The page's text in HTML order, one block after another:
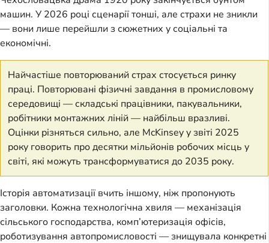
машин. У 2026 році сценарії тонші, але страхи не зникли
— вони лише перейшли з сюжетних у соціальні та
економічні.
Найчастіше повторюваний страх стосується ринку
праці. Повторювані фізичні завдання в промисловому
середовищі — складські працівники, пакувальники,
робітники монтажних ліній — найбільш вразливі.
Оцінки різняться сильно, але McKinsey у звіті 2025
року говорить про десятки мільйонів робочих місць у
світі, які можуть трансформуватися до 2035 року.
Історія автоматизації вчить іншому, ніж пропонують
заголовки. Кожна технологічна хвиля — механізація
сільського господарства, комп’ютеризація офісів,
роботизування автопромисловості — знищувала конкретні